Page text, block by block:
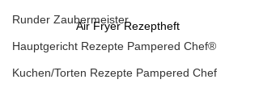
Runder Zaubermeister
Hauptgericht Rezepte Pampered Chef®
Kuchen/Torten Rezepte Pampered Chef
Air Fryer Rezeptheft